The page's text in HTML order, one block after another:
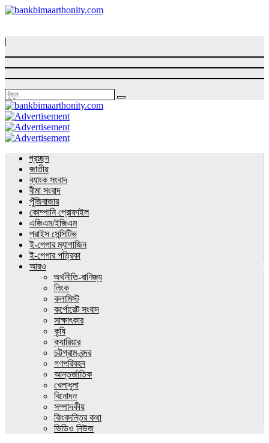
|
প্রচ্ছদ
জাতীয়
ব্যাংক সংবাদ
বীমা সংবাদ
পুঁজিবাজার
কোম্পানি প্রোফাইল
এজিএম/ইজিএম
প্রাইস সেন্সিটিভ
ই-পেপার ম্যাগাজিন
ই-পেপার পত্রিকা
আরও
অর্থনীতি-বাণিজ্য
লিংক
কলামিস্ট
কর্পোরেট সংবাদ
সাক্ষাৎকার
কৃষি
ক্যারিয়ার
চট্টগ্রাম-বন্দর
গণপরিবহন
আন্তর্জাতিক
খেলাধুলা
বিনোদন
সম্পাদকীয়
কিংবদন্তির কথা
ভিডিও নিউজ